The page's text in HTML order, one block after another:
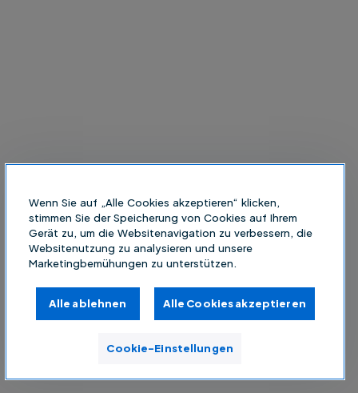
Wenn Sie auf „Alle Cookies akzeptieren“ klicken,
stimmen Sie der Speicherung von Cookies auf Ihrem
Gerät zu, um die Websitenavigation zu verbessern, die
Websitenutzung zu analysieren und unsere
Marketingbemühungen zu unterstützen.
Alle ablehnen Alle Cookies akzeptieren
Cookie-Einstellungen